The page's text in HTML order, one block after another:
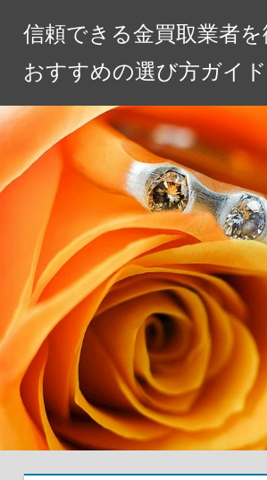
ツ
へ
ス
キ
信頼できる金買取業者を
おすすめの選び方ガイド